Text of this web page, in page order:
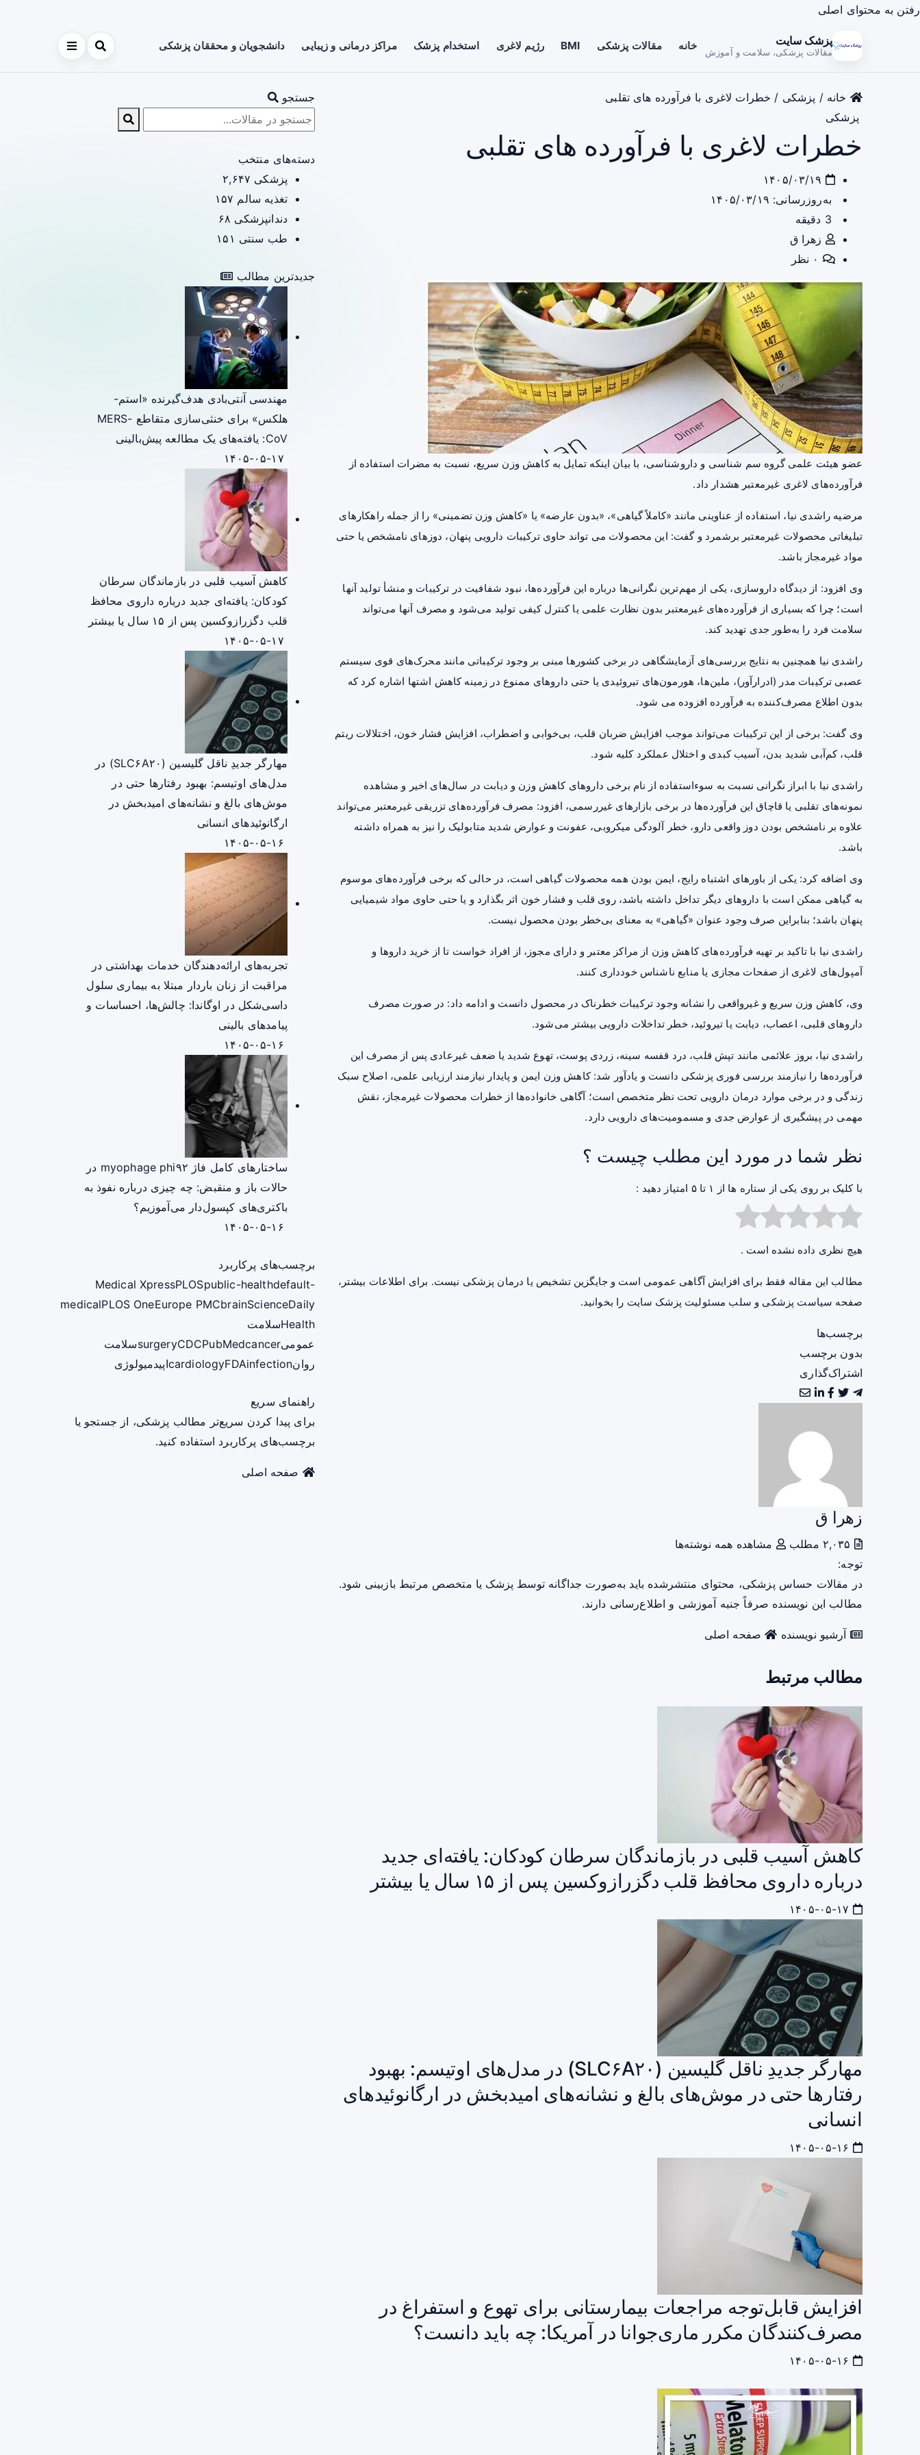
رفتن به محتوای اصلی
پزشک سایت
مقالات پزشکی، سلامت و آموزش خانه مقالات پزشکی BMI رژیم لاغری استخدام پزشک مراکز درمانی و زیبایی دانشجویان و محققان پزشکی
خانه / پزشکی / خطرات لاغری با فرآورده های تقلبی
پزشکی
خطرات لاغری با فرآورده های تقلبی
به‌روزرسانی: ۱۴۰۵/۰۳/۱۹
زهرا ق
عضو هیئت علمی گروه سم شناسی و داروشناسی، با بیان اینکه تمایل به کاهش وزن سریع، نسبت به مضرات استفاده از
فرآورده‌های لاغری غیرمعتبر هشدار داد.
مرضیه راشدی نیا، استفاده از عناوینی مانند «کاملاً گیاهی»، «بدون عارضه» یا «کاهش وزن تضمینی» را از جمله راهکارهای
تبلیغاتی محصولات غیرمعتبر برشمرد و گفت: این محصولات می تواند حاوی ترکیبات دارویی پنهان، دوزهای نامشخص یا حتی
مواد غیرمجاز باشد.
وی افزود: از دیدگاه داروسازی، یکی از مهم‌ترین نگرانی‌ها درباره این فرآورده‌ها، نبود شفافیت در ترکیبات و منشأ تولید آنها
است؛ چرا که بسیاری از فرآورده‌های غیرمعتبر بدون نظارت علمی یا کنترل کیفی تولید می‌شود و مصرف آنها می‌تواند
سلامت فرد را به‌طور جدی تهدید کند.
راشدی نیا همچنین به نتایج بررسی‌های آزمایشگاهی در برخی کشورها مبنی بر وجود ترکیباتی مانند محرک‌های قوی سیستم
عصبی ترکیبات مدر (ادرارآور)، ملین‌ها، هورمون‌های تیروئیدی یا حتی داروهای ممنوع در زمینه کاهش اشتها اشاره کرد که
بدون اطلاع مصرف‌کننده به فرآورده افزوده می شود.
وی گفت: برخی از این ترکیبات می‌تواند موجب افزایش ضربان قلب، بی‌خوابی و اضطراب، افزایش فشار خون، اختلالات ریتم
قلب، کم‌آبی شدید بدن، آسیب کبدی و اختلال عملکرد کلیه شود.
راشدی نیا با ابراز نگرانی نسبت به سوءاستفاده از نام برخی داروهای کاهش وزن و دیابت در سال‌های اخیر و مشاهده
نمونه‌های تقلبی یا قاچاق این فرآورده‌ها در برخی بازارهای غیررسمی، افزود: مصرف فرآورده‌های تزریقی غیرمعتبر می‌تواند
علاوه بر نامشخص بودن دوز واقعی دارو، خطر آلودگی میکروبی، عفونت و عوارض شدید متابولیک را نیز به همراه داشته
باشد.
وی اضافه کرد: یکی از باورهای اشتباه رایج، ایمن بودن همه محصولات گیاهی است، در حالی که برخی فرآورده‌های موسوم
به گیاهی ممکن است با داروهای دیگر تداخل داشته باشد، روی قلب و فشار خون اثر بگذارد و یا حتی حاوی مواد شیمیایی
پنهان باشد؛ بنابراین صرف وجود عنوان «گیاهی» به معنای بی‌خطر بودن محصول نیست.
راشدی نیا با تاکید بر تهیه فرآورده‌های کاهش وزن از مراکز معتبر و دارای مجوز، از افراد خواست تا از خرید داروها و
آمپول‌های لاغری از صفحات مجازی یا منابع ناشناس خودداری کنند.
وی، کاهش وزن سریع و غیرواقعی را نشانه وجود ترکیبات خطرناک در محصول دانست و ادامه داد: در صورت مصرف
داروهای قلبی، اعصاب، دیابت یا تیروئید، خطر تداخلات دارویی بیشتر می‌شود.
راشدی نیا، بروز علائمی مانند تپش قلب، درد قفسه سینه، زردی پوست، تهوع شدید یا ضعف غیرعادی پس از مصرف این
فرآورده‌ها را نیازمند بررسی فوری پزشکی دانست و یادآور شد: کاهش وزن ایمن و پایدار نیازمند ارزیابی علمی، اصلاح سبک
زندگی و در برخی موارد درمان دارویی تحت نظر متخصص است؛ آگاهی خانواده‌ها از خطرات محصولات غیرمجاز، نقش
مهمی در پیشگیری از عوارض جدی و مسمومیت‌های دارویی دارد.
نظر شما در مورد این مطلب چیست ؟
با کلیک بر روی یکی از ستاره ها از ۱ تا ۵ امتیاز دهید :
هیچ نظری داده نشده است .
مطالب این مقاله فقط برای افزایش آگاهی عمومی است و جایگزین تشخیص یا درمان پزشکی نیست. برای اطلاعات بیشتر،
صفحه سیاست پزشکی و سلب مسئولیت پزشک سایت را بخوانید.
برچسب‌ها
بدون برچسب
اشتراک‌گذاری
زهرا ق
مشاهده همه نوشته‌ها
توجه:
در مقالات حساس پزشکی، محتوای منتشرشده باید به‌صورت جداگانه توسط پزشک یا متخصص مرتبط بازبینی شود.
مطالب این نویسنده صرفاً جنبه آموزشی و اطلاع‌رسانی دارند.
آرشیو نویسنده صفحه اصلی
مطالب مرتبط
کاهش آسیب قلبی در بازماندگان سرطان کودکان: یافته‌ای جدید
درباره داروی محافظ قلب دگزرازوکسین پس از ۱۵ سال یا بیشتر
مهارگر جدیدِ ناقل گلیسین (SLC۶A۲۰) در مدل‌های اوتیسم: بهبود
رفتارها حتی در موش‌های بالغ و نشانه‌های امیدبخش در ارگانوئیدهای
انسانی
افزایش قابل‌توجه مراجعات بیمارستانی برای تهوع و استفراغ در
مصرف‌کنندگان مکرر ماری‌جوانا در آمریکا: چه باید دانست؟
جستجو
دسته‌های منتخب
پزشکی ۲,۶۴۷
تغذیه سالم ۱۵۷
دندانپزشکی ۶۸
طب سنتی ۱۵۱
جدیدترین مطالب
مهندسی آنتی‌بادی هدف‌گیرنده «استم-
هلکس» برای خنثی‌سازی متقاطع MERS-
CoV: یافته‌های یک مطالعه پیش‌بالینی
کاهش آسیب قلبی در بازماندگان سرطان
کودکان: یافته‌ای جدید درباره داروی محافظ
قلب دگزرازوکسین پس از ۱۵ سال یا بیشتر
مهارگر جدیدِ ناقل گلیسین (SLC۶A۲۰) در
مدل‌های اوتیسم: بهبود رفتارها حتی در
موش‌های بالغ و نشانه‌های امیدبخش در
ارگانوئیدهای انسانی
تجربه‌های ارائه‌دهندگان خدمات بهداشتی در
مراقبت از زنان باردار مبتلا به بیماری سلول
داسی‌شکل در اوگاندا: چالش‌ها، احساسات و
پیامدهای بالینی
ساختارهای کامل فاژ myophage phi۹۲ در
حالات باز و منقبض: چه چیزی درباره نفوذ به
باکتری‌های کپسول‌دار می‌آموزیم؟
برچسب‌های پرکاربرد
Medical XpressPLOSpublic-healthdefault-
medicalPLOS OneEurope PMCbrainScienceDaily
Healthسلامت
عمومی
surgeryCDCPubMedcancer
سلامت
روان
cardiologyFDAinfection اپیدمیولوژی
راهنمای سریع
برای پیدا کردن سریع‌تر مطالب پزشکی، از جستجو یا
برچسب‌های پرکاربرد استفاده کنید.
صفحه اصلی